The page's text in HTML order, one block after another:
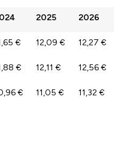
2025 2026
€ 12,09 € 12,27 €
€ 12,11 € 12,56 €
€ 11,05 € 11,32 €